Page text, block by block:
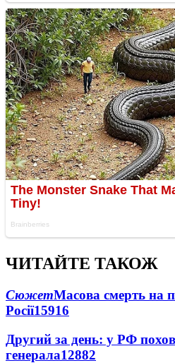
ЧИТАЙТЕ ТАКОЖ
СюжетМасова смерть на
Росії15916
Другий за день: у РФ
генерала12882